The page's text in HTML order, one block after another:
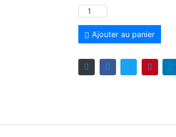
Ajouter au panier